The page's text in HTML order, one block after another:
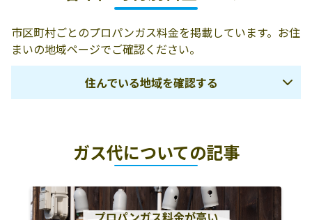
市区町村ごとのプロパンガス料金を掲載しています。お住
まいの地域ページでご確認ください。
住んでいる地域を確認する
下益城郡美里町
玉名市
荒尾市
玉名郡南関町
玉名郡長洲町
菊池市
ガス代についての記事